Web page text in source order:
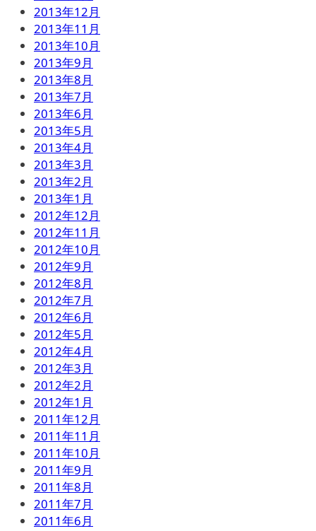
2013年12月
2013年11月
2013年10月
2013年9月
2013年8月
2013年7月
2013年6月
2013年5月
2013年4月
2013年3月
2013年2月
2013年1月
2012年12月
2012年11月
2012年10月
2012年9月
2012年8月
2012年7月
2012年6月
2012年5月
2012年4月
2012年3月
2012年2月
2012年1月
2011年12月
2011年11月
2011年10月
2011年9月
2011年8月
2011年7月
2011年6月